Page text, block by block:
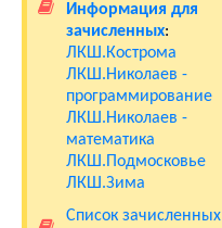
Информация для
зачисленных:
ЛКШ.Кострома
ЛКШ.Николаев -
программирование
ЛКШ.Николаев -
математика
ЛКШ.Подмосковье
ЛКШ.Зима
Список зачисленных